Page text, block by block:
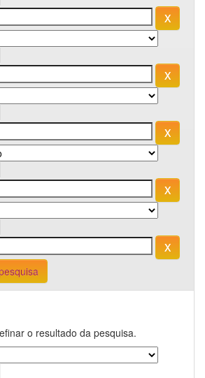
o resultado da pesquisa.